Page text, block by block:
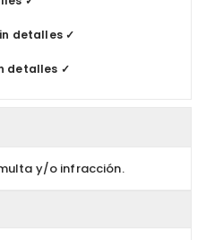
detalles ✓
detalles ✓
y/o infracción.